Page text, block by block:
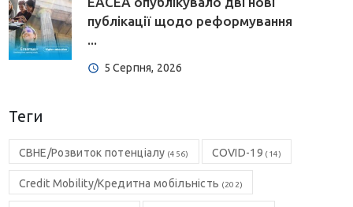
публікації щодо реформування
...
5 Серпня, 2026
Теги
CBHE/Розвиток потенціалу (456) COVID-19 (14)
Credit Mobility/Кредитна мобільність (202)